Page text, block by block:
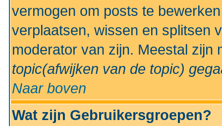
vermogen om posts te
verplaatsen, wissen en splitsen
moderator van zijn. Meestal
topic(afwijken van de topic)
Naar boven
Wat zijn Gebruikersgroepen?